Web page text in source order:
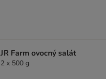
JR Farm ovocný salát
2 x 500 g